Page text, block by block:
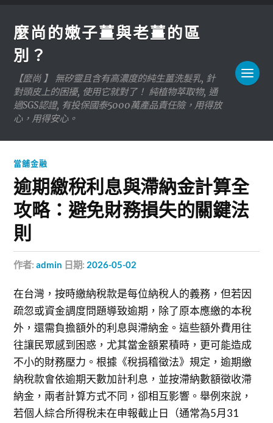
麼尚的嫩子薑與老薑的區
別？
【麼尚 】 無矽靈且含有高濃度的純生薑洗髮乳, 針
對頭皮上的困擾, 使用它就對了！ 純植物萃取物, 通
過SGS認證, 有投保國泰5000萬產品責任險，用得放
心，用得安心。
當舖金融
逾期繳稅利息與滯納金計算全
攻略：避免財務損失的關鍵法
則
作者:admin 日期: 2026-05-02
在台灣，按時繳納稅款是每位納稅人的義務，但若因
疏忽或資金調度問題導致逾期，除了原本應繳的本稅
外，還需負擔額外的利息與滯納金。這些額外費用往
往讓民眾感到困惑，尤其當金額累積時，更可能造成
不小的財務壓力。根據《稅捐稽徵法》規定，逾期繳
納稅款會依逾期天數加計利息，並按滯納數額徵收滯
納金，兩者計算方式不同，卻相互影響。舉例來說，
若個人綜合所得稅未在申報截止日（通常為5月31